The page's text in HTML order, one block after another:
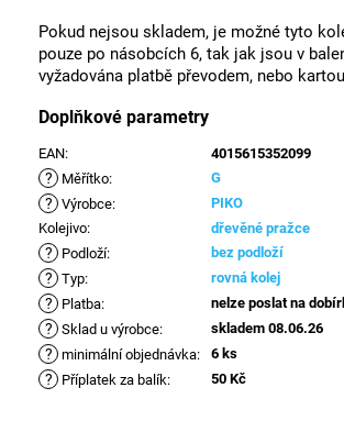
Pokud nejsou skladem, je možné tyto
pouze po násobcích 6, tak jak jsou v
vyžadována platbě převodem, nebo
Doplňkové parametry
EAN: 4015615352099
? Měřítko: G
? Výrobce:
PIKO
Kolejivo: dřevěné pražce
? Podloží: bez podloží
? Typ: rovná kolej
? Platba: nelze poslat na
? Sklad u výrobce: skladem 08.06.26
? minimální objednávka: 6 ks
? Příplatek za balík: 50 Kč